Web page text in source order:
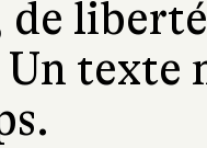
Un texte